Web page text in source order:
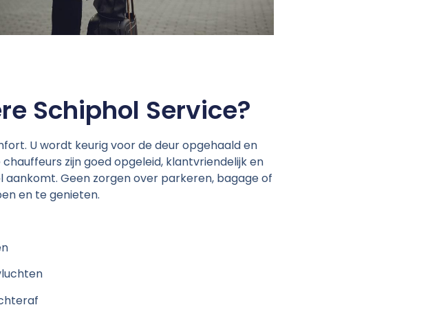
Schiphol Service?
U wordt keurig voor de deur opgehaald en
zijn goed opgeleid, klantvriendelijk en
aankomt. Geen zorgen over parkeren, bagage of
en te genieten.